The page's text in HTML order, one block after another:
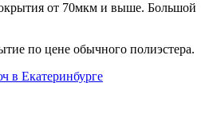
от 70мкм и выше. Большой
по цене обычного полиэстера.
в Екатеринбурге